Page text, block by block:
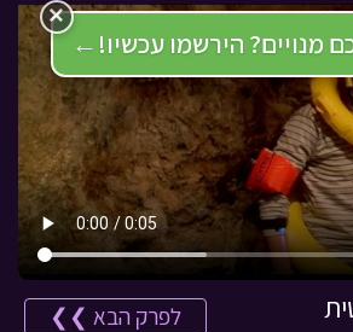
מנויים? הירשמו עכשיו! ←
×
לפרק הבא ❯❯